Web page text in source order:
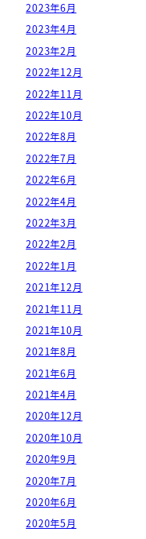
2023年6月
2023年4月
2023年2月
2022年12月
2022年11月
2022年10月
2022年8月
2022年7月
2022年6月
2022年4月
2022年3月
2022年2月
2022年1月
2021年12月
2021年11月
2021年10月
2021年8月
2021年6月
2021年4月
2020年12月
2020年10月
2020年9月
2020年7月
2020年6月
2020年5月